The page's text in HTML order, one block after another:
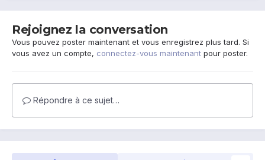
Rejoignez la conversation
Vous pouvez poster maintenant et vous enregistrez plus tard. Si
vous avez un compte, connectez-vous maintenant pour poster.
Répondre à ce sujet…